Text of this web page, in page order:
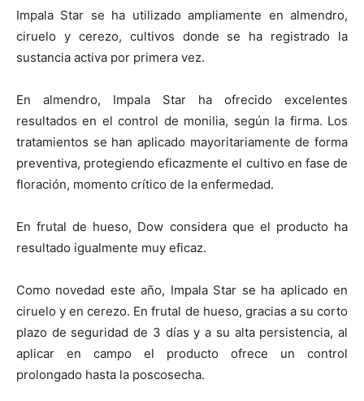
Impala Star se ha utilizado ampliamente en almendro,
ciruelo y cerezo, cultivos donde se ha registrado la
sustancia activa por primera vez.
En almendro, Impala Star ha ofrecido excelentes
resultados en el control de monilia, según la firma. Los
tratamientos se han aplicado mayoritariamente de forma
preventiva, protegiendo eficazmente el cultivo en fase de
floración, momento crítico de la enfermedad.
En frutal de hueso, Dow considera que el producto ha
resultado igualmente muy eficaz.
Como novedad este año, Impala Star se ha aplicado en
ciruelo y en cerezo. En frutal de hueso, gracias a su corto
plazo de seguridad de 3 días y a su alta persistencia, al
aplicar en campo el producto ofrece un control
prolongado hasta la poscosecha.